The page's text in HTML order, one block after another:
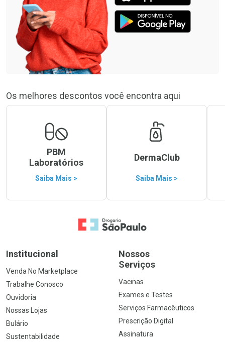
Os melhores descontos você encontra aqui
PBM
Laboratórios
Saiba Mais >
DermaClub
Saiba Mais >
Ir para a Home
Institucional
Venda No Marketplace
Trabalhe Conosco
Ouvidoria
Nossas Lojas
Bulário
Sustentabilidade
Nossos
Serviços
Vacinas
Exames e Testes
Serviços Farmacêuticos
Prescrição Digital
Assinatura